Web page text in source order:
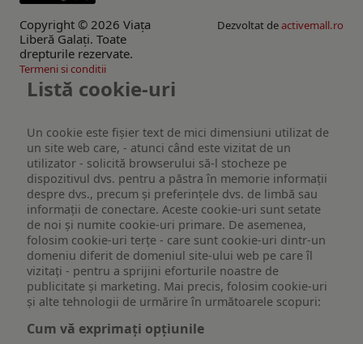
Copyright © 2026 Viaţa
Liberă Galaţi. Toate
drepturile rezervate.
Dezvoltat deactivemall.ro
Termeni si conditii
Listă cookie-uri
Un cookie este fişier text de mici dimensiuni utilizat de
un site web care, - atunci când este vizitat de un
utilizator - solicită browserului să-l stocheze pe
dispozitivul dvs. pentru a păstra în memorie informații
despre dvs., precum și preferințele dvs. de limbă sau
informații de conectare. Aceste cookie-uri sunt setate
de noi și numite cookie-uri primare. De asemenea,
folosim cookie-uri terțe - care sunt cookie-uri dintr-un
domeniu diferit de domeniul site-ului web pe care îl
vizitați - pentru a sprijini eforturile noastre de
publicitate și marketing. Mai precis, folosim cookie-uri
și alte tehnologii de urmărire în următoarele scopuri:
Cum vă exprimați opțiunile